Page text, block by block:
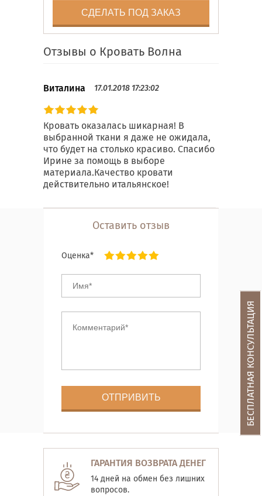
СДЕЛАТЬ ПОД ЗАКАЗ
Отзывы о Кровать Волна
Виталина 17.01.2018 17:23:02
Кровать оказалась шикарная! В
выбранной ткани я даже не ожидала,
что будет на столько красиво. Спасибо
Ирине за помощь в выборе
материала.Качество кровати
действительно итальянское!
Оставить отзыв
Оценка*
ГАРАНТИЯ ВОЗВРАТА ДЕНЕГ
14 дней на обмен без лишних
вопросов.
БЕСПЛАТНАЯ КОНСУЛЬТАЦИЯ